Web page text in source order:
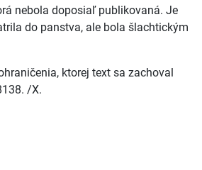
nebola doposiaľ publikovaná. Je
do panstva, ale bola šlachtickým
ktorej text sa zachoval
/X.